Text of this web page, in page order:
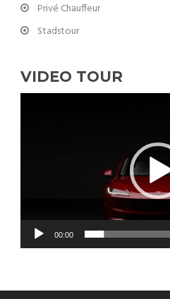
Privé Chauffeur
Stadstour
VIDEO TOUR
00:00